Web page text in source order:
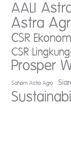
AALI
Astra
CSR
CSR
Prosper
Saham Astra Agro